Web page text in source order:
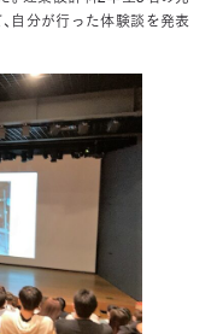
自分が行った体験談を発表